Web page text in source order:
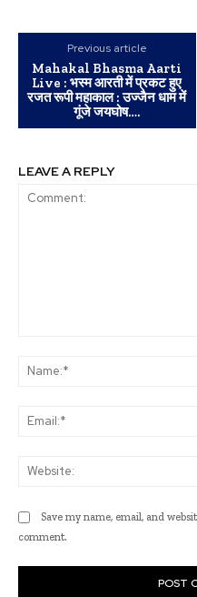
Previous article
Mahakal Bhasma Aarti
Live : भस्म आरती में प्रकट हुए
रजत रूपी महाकाल : उज्जैन धाम में
गूंजे जयघोष….
LEAVE A REPLY
Save my name, email, and
comment.